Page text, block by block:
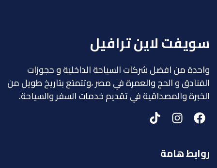
سويفت لاين ترافيل
واحدة من افضل شركات السياحة الداخلية و حجوزات
الفنادق و الحج والعمرة في مصر ،وتتمتع بتاريخ طويل من
الخبرة والمصداقية في تقديم خدمات السفر والسياحة.
روابط هامة